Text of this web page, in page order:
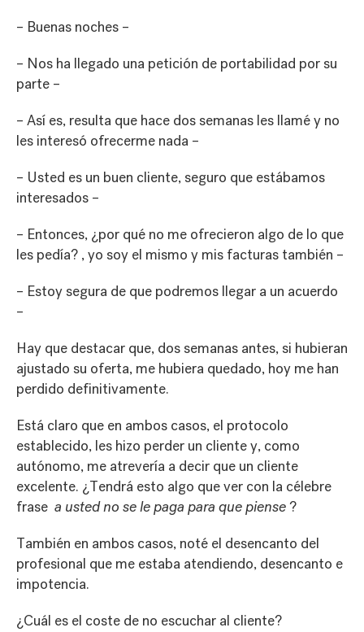
– Buenas noches –
– Nos ha llegado una petición de portabilidad por su
parte –
– Así es, resulta que hace dos semanas les llamé y no
les interesó ofrecerme nada –
– Usted es un buen cliente, seguro que estábamos
interesados –
– Entonces, ¿por qué no me ofrecieron algo de lo que
les pedía? , yo soy el mismo y mis facturas también –
– Estoy segura de que podremos llegar a un acuerdo
–
Hay que destacar que, dos semanas antes, si hubieran
ajustado su oferta, me hubiera quedado, hoy me han
perdido definitivamente.
Está claro que en ambos casos, el protocolo
establecido, les hizo perder un cliente y, como
autónomo, me atrevería a decir que un cliente
excelente. ¿Tendrá esto algo que ver con la célebre
frase a usted no se le paga para que piense?
También en ambos casos, noté el desencanto del
profesional que me estaba atendiendo, desencanto e
impotencia.
¿Cuál es el coste de no escuchar al cliente?